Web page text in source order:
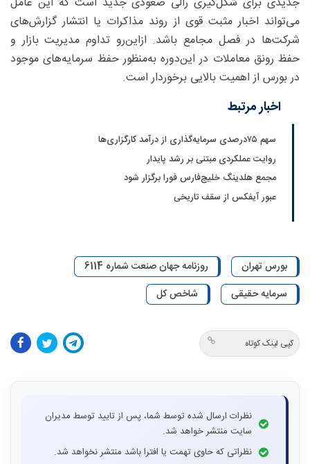
می‌تواند اخبار مثبت قوی از روند مذاکرات یا انتشار گزارش‌های
شرکت‌ها در فصل مجامع باشد. ازاین‌رو تداوم مدیریت بازار و
حفظ رونق معاملات در این‌دوره به‌منظور حفظ سرمایه‌های موجود
در بورس از اهمیت بالایی برخوردار است.
اخبار مرتبط
سهم ۷۵‌درصدی سرمایه‌گذاری از درآمد کارگزاری‌ها
روایت عملکردی مبتنی بر رشد پایدار
مجمع هلدینگ خلیج‌فارس فورا برگزار شود
عبور آیفکس از سقف تاریخی
بورس تهران
روزنامه جهان صنعت شماره 6114
سرمایه حقیقی
شاخص کل
کپی لینک کوتاه
نظرات ارسال شده توسط شما، پس از تایید توسط مدیران
سایت منتشر خواهد شد.
نظراتی که حاوی تهمت یا افترا باشد منتشر نخواهد شد.